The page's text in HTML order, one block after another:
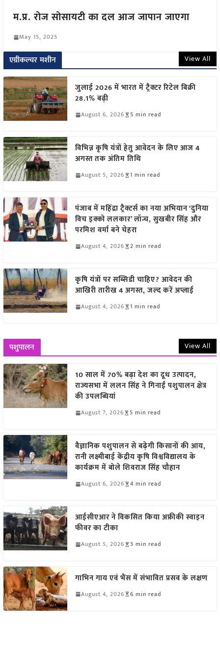
म.प्र. रोज सोसायटी का दल आज जापान जाएगा
May 15, 2025
एग्रीकल्चर मशीन View All
जुलाई 2026 में भारत में ट्रैक्टर रिटेल बिक्री
28.1% बढ़ी
August 6, 2026 5 min read
विभिन्न कृषि यंत्रों हेतु आवेदन के लिए आज 4
अगस्त तक अंतिम तिथि
August 5, 2026 1 min read
पंजाब में महिंद्रा ट्रैक्टर्स का नया अभियान ‘दुनिया
विच इक्को ललकार’ लॉन्च, सुखबीर सिंह और
परमिश वर्मा बने चेहरा
August 4, 2026 2 min read
कृषि यंत्रों पर सब्सिडी चाहिए? आवेदन की
आखिरी तारीख 4 अगस्त, जल्द करें अप्लाई
August 4, 2026 1 min read
पशुपालन View All
10 साल में 70% बढ़ा देश का दूध उत्पादन,
राज्यसभा में ललन सिंह ने गिनाईं पशुपालन क्षेत्र
की उपलब्धियां
August 7, 2026 5 min read
वैज्ञानिक पशुपालन से बढ़ेगी किसानों की आय,
रानी लक्ष्मीबाई केंद्रीय कृषि विश्वविद्यालय के
कार्यक्रम में बोले शिवराज सिंह चौहान
August 6, 2026 4 min read
आईसीएआर ने विकसित किया अफ्रीकी स्वाइन
फीवर का टीका
August 5, 2026 3 min read
गाभिन गाय एवं भैंस में संभावित प्रसव के लक्षण
August 4, 2026 6 min read